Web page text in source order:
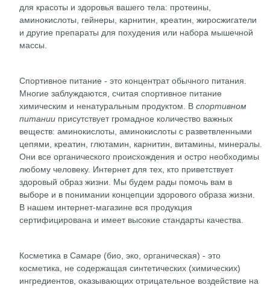
для красоты и здоровья вашего тела: протеины,
аминокислоты, гейнеры, карнитин, креатин, жиросжигатели
и другие препараты для похудения или набора мышечной
массы.
Спортивное питание - это концентрат обычного питания.
Многие заблуждаются, считая спортивное питание
химическим и ненатуральным продуктом. Вспортивном
питании присутствует громадное количество важных
веществ: аминокислоты, аминокислоты с разветвленными
цепями, креатин, глютамин, карнитин, витамины, минералы.
Они все органического происхождения и остро необходимы
любому человеку. Интернет для тех, кто приветствует
здоровый образ жизни. Мы будем рады помочь вам в
выборе и в понимании концепции здорового образа жизни.
В нашем интернет-магазине вся продукция
сертифицирована и имеет высокие стандарты качества.
Косметика в Самаре (био, эко, органическая) - это
косметика, не содержащая синтетических (химических)
ингредиентов, оказывающих отрицательное воздействие на